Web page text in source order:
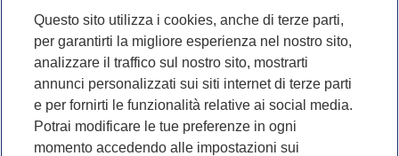
Perché il gelato costa sempre di più?
Questo sito utilizza i cookies, anche di terze parti,
per garantirti la migliore esperienza nel nostro sito,
analizzare il traffico sul nostro sito, mostrarti
annunci personalizzati sui siti internet di terze parti
e per fornirti le funzionalità relative ai social media.
Potrai modificare le tue preferenze in ogni
momento accedendo alle impostazioni sui